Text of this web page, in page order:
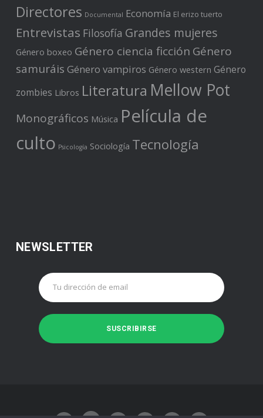
Directores Documental Economía El erizo tuerto
Entrevistas Filosofía Grandes mujeres
Género boxeo Género ciencia ficción Género
samuráis Género vampiros Género western Género
zombies Libros Literatura Mellow Pot
Monográficos Música Película de
culto Psicología Sociología Tecnología
NEWSLETTER